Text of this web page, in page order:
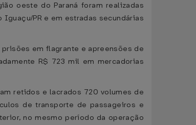
oeste do Paraná foram realizadas
PR e em estradas secundárias
em flagrante e apreensões de
R$ 723 mil em mercadorias
retidos e lacrados 720 volumes de
de transporte de passageiros e
no mesmo período da operação